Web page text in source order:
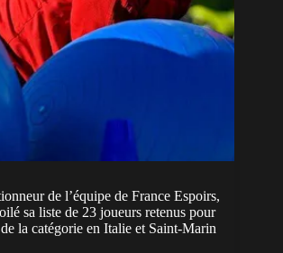
de l’équipe de France Espoirs,
sa liste de 23 joueurs retenus pour
la catégorie en Italie et Saint-Marin